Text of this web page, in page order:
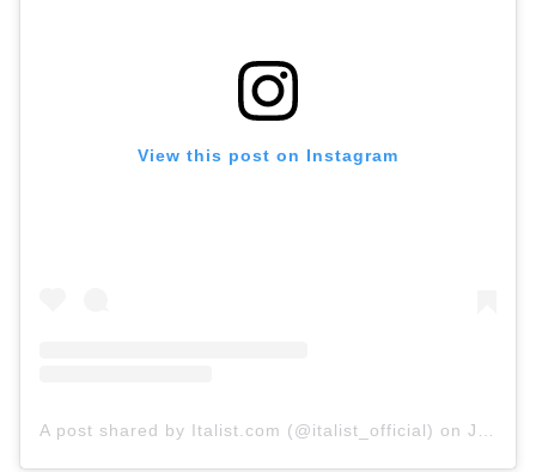
View this post on Instagram
A post shared by Italist.com (@italist_official) on Jul 13, 2019 at 8:01am PDT